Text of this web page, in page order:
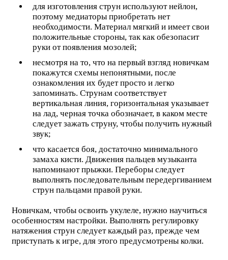
для изготовления струн используют нейлон,
поэтому медиаторы приобретать нет
необходимости. Материал мягкий и имеет свои
положительные стороны, так как обезопасит
руки от появления мозолей;
несмотря на то, что на первый взгляд новичкам
покажутся схемы непонятными, после
ознакомления их будет просто и легко
запоминать. Струнам соответствует
вертикальная линия, горизонтальная указывает
на лад, черная точка обозначает, в каком месте
следует зажать струну, чтобы получить нужный
звук;
что касается боя, достаточно минимального
замаха кисти. Движения пальцев музыканта
напоминают прыжки. Переборы следует
выполнять последовательным передергиванием
струн пальцами правой руки.
Новичкам, чтобы освоить укулеле, нужно научиться
особенностям настройки. Выполнять регулировку
натяжения струн следует каждый раз, прежде чем
приступать к игре, для этого предусмотрены колки.